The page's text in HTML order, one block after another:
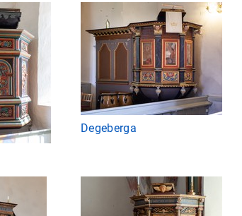
Degeberga